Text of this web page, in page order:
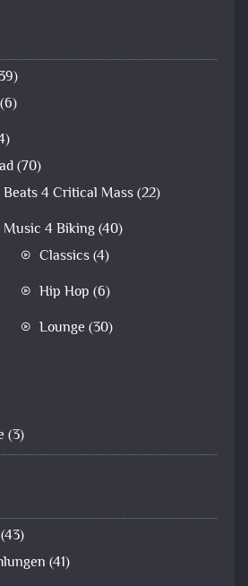
(70)
Beats 4 Critical Mass(22)
Music 4 Biking(40)
Classics(4)
Hip Hop (6)
Lounge (30)
(3)
(43)
(41)